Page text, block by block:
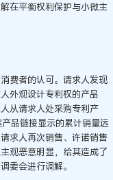
在平衡权利保护与小微主
费者的认可。请求人发现
外观设计专利权的产品
从请求人处采购专利产
品链接显示的累计销量远
求人再次销售、许诺销售
观恶意明显，给其造成了
委会进行调解。